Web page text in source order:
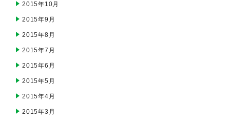
2015年10月
2015年9月
2015年8月
2015年7月
2015年6月
2015年5月
2015年4月
2015年3月